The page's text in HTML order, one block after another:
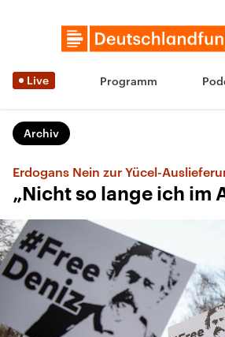
Live Programm
Archiv
Erdogans Nein zur Yücel-
„Nicht so lange ich im